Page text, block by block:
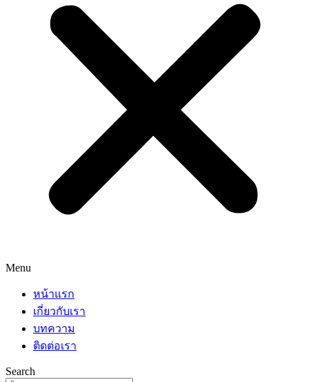
Menu
หน้าแรก
เกี่ยวกับเรา
บทความ
ติดต่อเรา
Search